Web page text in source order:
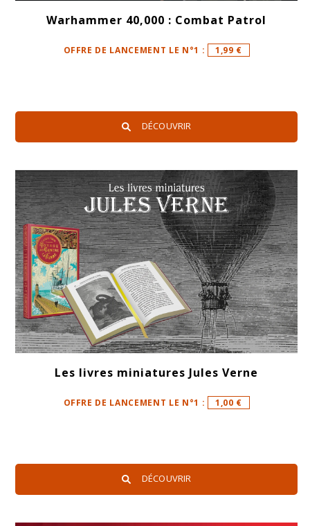
Warhammer 40,000 : Combat Patrol
OFFRE DE LANCEMENT LE N°1 : 1,99 €
DÉCOUVRIR
Les livres miniatures Jules Verne
OFFRE DE LANCEMENT LE N°1 : 1,00 €
DÉCOUVRIR